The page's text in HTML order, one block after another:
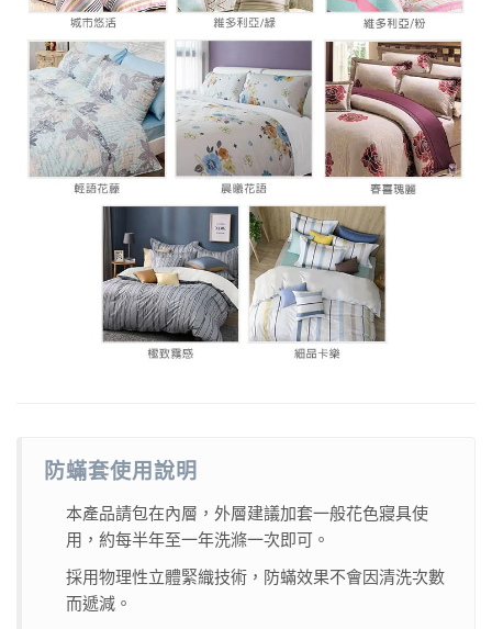
防蟎套使用說明
本產品請包在內層，外層建議加套一般花色寢具使
用，約每半年至一年洗滌一次即可。
採用物理性立體緊織技術，防蟎效果不會因清洗次數
而遞減。